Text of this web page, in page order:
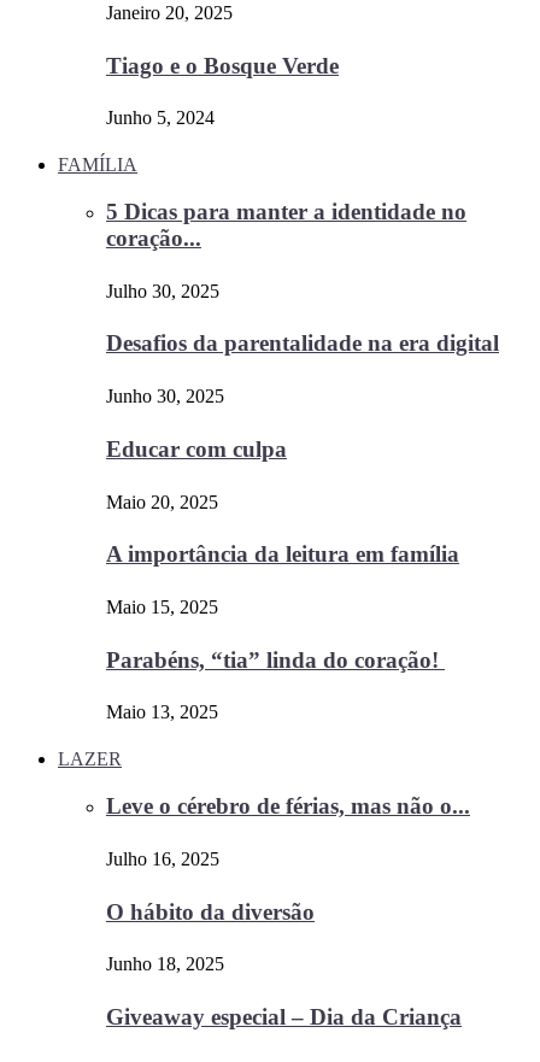
Janeiro 20, 2025
Tiago e o Bosque Verde
Junho 5, 2024
FAMÍLIA
5 Dicas para manter a identidade no
coração...
Julho 30, 2025
Desafios da parentalidade na era digital
Junho 30, 2025
Educar com culpa
Maio 20, 2025
A importância da leitura em família
Maio 15, 2025
Parabéns, “tia” linda do coração!
Maio 13, 2025
LAZER
Leve o cérebro de férias, mas não o...
Julho 16, 2025
O hábito da diversão
Junho 18, 2025
Giveaway especial – Dia da Criança